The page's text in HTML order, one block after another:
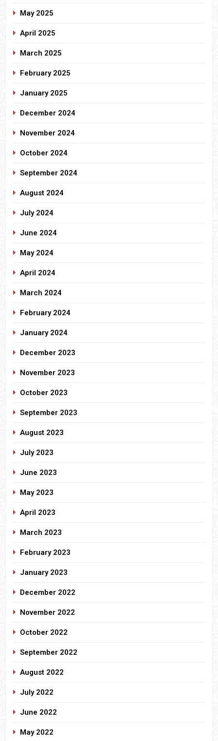
May 2025
April 2025
March 2025
February 2025
January 2025
December 2024
November 2024
October 2024
September 2024
August 2024
July 2024
June 2024
May 2024
April 2024
March 2024
February 2024
January 2024
December 2023
November 2023
October 2023
September 2023
August 2023
July 2023
June 2023
May 2023
April 2023
March 2023
February 2023
January 2023
December 2022
November 2022
October 2022
September 2022
August 2022
July 2022
June 2022
May 2022